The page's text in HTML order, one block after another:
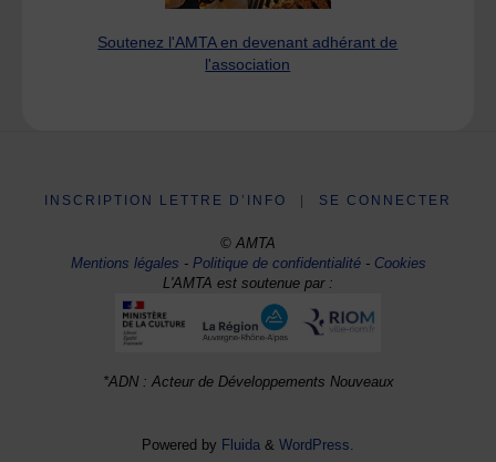
Soutenez l'AMTA en devenant adhérant de
l'association
INSCRIPTION LETTRE D’INFO SE CONNECTER
© AMTA
Mentions légales -Politique de confidentialité- Cookies
L'AMTA est soutenue par :
*ADN : Acteur de Développements Nouveaux
Powered by Fluida & WordPress.